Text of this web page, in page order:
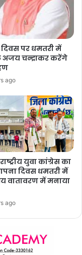
दिवस पर धमतरी में
अजय चन्द्राकर करेंगे
ago
युवा कांग्रेस का
दिवस धमतरी में
वातावरण में मनाया
ago